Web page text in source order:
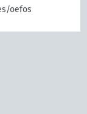
oefos